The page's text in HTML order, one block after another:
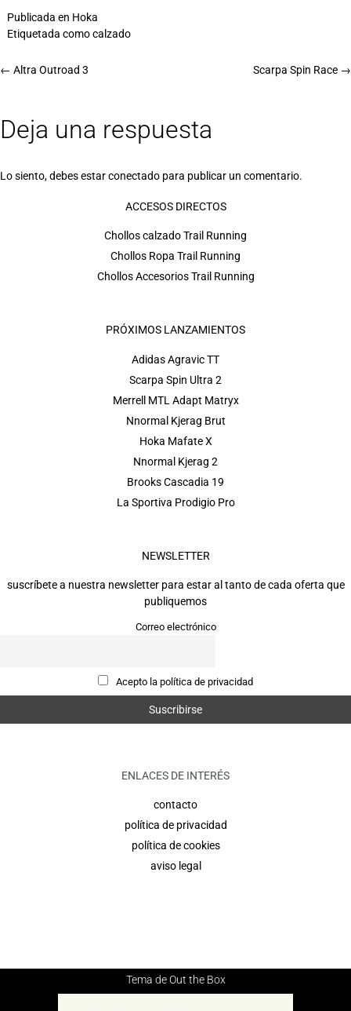
Publicada en Hoka
Etiquetada comocalzado
Scarpa Spin Race →
← Altra Outroad 3
Deja una respuesta
Lo siento, debes estarconectado para publicar un comentario.
ACCESOS DIRECTOS
Chollos calzado Trail Running
Chollos Ropa Trail Running
Chollos Accesorios Trail Running
PRÓXIMOS LANZAMIENTOS
Adidas Agravic TT
Scarpa Spin Ultra 2
Merrell MTL Adapt Matryx
Nnormal Kjerag Brut
Hoka Mafate X
Nnormal Kjerag 2
Brooks Cascadia 19
La Sportiva Prodigio Pro
NEWSLETTER
suscríbete a nuestra newsletter para estar al tanto de cada oferta que
publiquemos
Correo electrónico
Acepto la política de privacidad
ENLACES DE INTERÉS
contacto
política de privacidad
política de cookies
aviso legal
Tema deOut the Box